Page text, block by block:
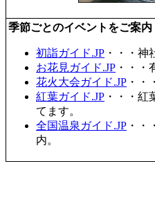
季節ごとのイベントをご案内
初詣ガイド.JP ・・・
お花見ガイド.JP ・・
花火大会ガイド.JP ・
紅葉ガイド.JP ・・・
てます。
全国温泉ガイド.JP ・
内。